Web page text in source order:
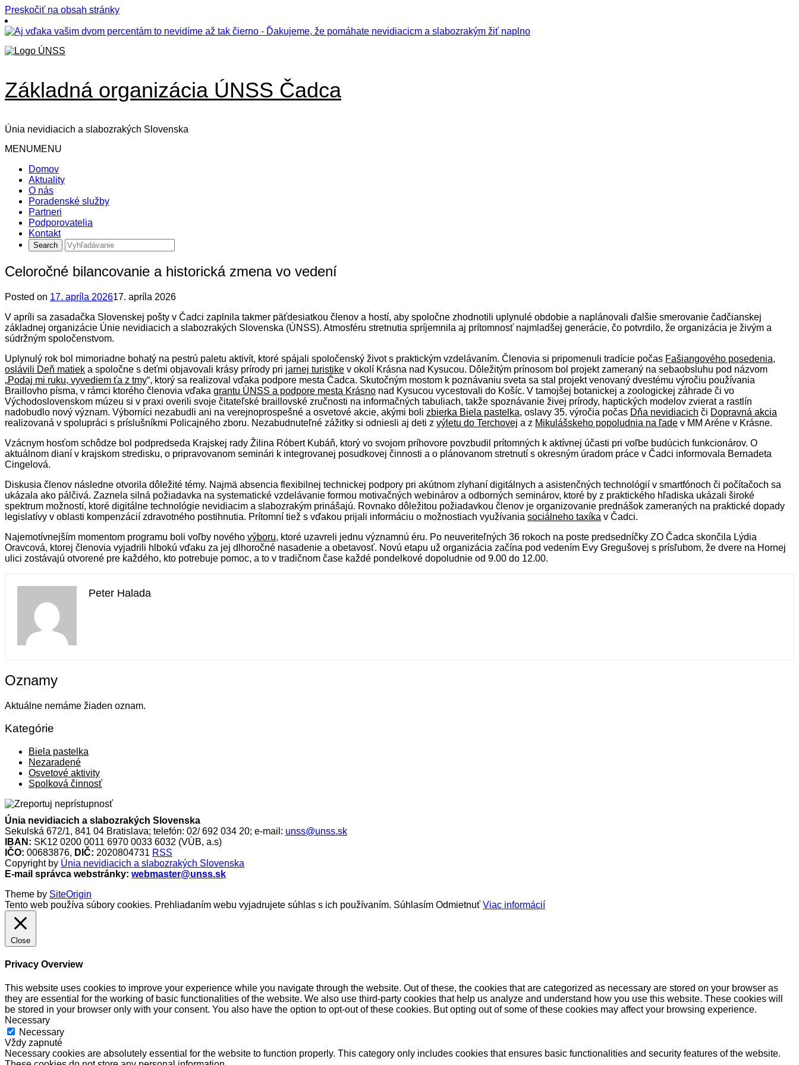
Preskočiť na obsah stránky
Základná organizácia ÚNSS Čadca
Únia nevidiacich a slabozrakých Slovenska
MENUMENU
Domov
Aktuality
O nás
Poradenské služby
Partneri
Podporovatelia
Kontakt
Celoročné bilancovanie a historická zmena vo vedení
Posted on 17. apríla 202617. apríla 2026
V apríli sa zasadačka Slovenskej pošty v Čadci zaplnila takmer päťdesiatkou členov a hostí, aby spoločne zhodnotili uplynulé obdobie a naplánovali ďalšie smerovanie čadčianskej
základnej organizácie Únie nevidiacich a slabozrakých Slovenska (ÚNSS). Atmosféru stretnutia spríjemnila aj prítomnosť najmladšej generácie, čo potvrdilo, že organizácia je živým a
súdržným spoločenstvom.
Uplynulý rok bol mimoriadne bohatý na pestrú paletu aktivít, ktoré spájali spoločenský život s praktickým vzdelávaním. Členovia si pripomenuli tradície počas Fašiangového posedenia,
oslávili Deň matiek a spoločne s deťmi objavovali krásy prírody pri jarnej turistike v okolí Krásna nad Kysucou. Dôležitým prínosom bol projekt zameraný na sebaobsluhu pod názvom
„Podaj mi ruku, vyvediem ťa z tmy“, ktorý sa realizoval vďaka podpore mesta Čadca. Skutočným mostom k poznávaniu sveta sa stal projekt venovaný dvestému výročiu používania
Braillovho písma, v rámci ktorého členovia vďaka grantu ÚNSS a podpore mesta Krásno nad Kysucou vycestovali do Košíc. V tamojšej botanickej a zoologickej záhrade či vo
Východoslovenskom múzeu si v praxi overili svoje čitateľské braillovské zručnosti na informačných tabuliach, takže spoznávanie živej prírody, haptických modelov zvierat a rastlín
nadobudlo nový význam. Výborníci nezabudli ani na verejnoprospešné a osvetové akcie, akými boli zbierka Biela pastelka, oslavy 35. výročia počas Dňa nevidiacich či Dopravná akcia
realizovaná v spolupráci s príslušníkmi Policajného zboru. Nezabudnuteľné zážitky si odniesli aj deti z výletu do Terchovej a z Mikulášskeho popoludnia na ľade v MM Aréne v Krásne.
Vzácnym hosťom schôdze bol podpredseda Krajskej rady Žilina Róbert Kubáň, ktorý vo svojom príhovore povzbudil prítomných k aktívnej účasti pri voľbe budúcich funkcionárov. O
aktuálnom dianí v krajskom stredisku, o pripravovanom seminári k integrovanej posudkovej činnosti a o plánovanom stretnutí s okresným úradom práce v Čadci informovala Bernadeta
Cingelová.
Diskusia členov následne otvorila dôležité témy. Najmä absencia flexibilnej technickej podpory pri akútnom zlyhaní digitálnych a asistenčných technológií v smartfónoch či počítačoch sa
ukázala ako pálčivá. Zaznela silná požiadavka na systematické vzdelávanie formou motivačných webinárov a odborných seminárov, ktoré by z praktického hľadiska ukázali široké
spektrum možností, ktoré digitálne technológie nevidiacim a slabozrakým prinášajú. Rovnako dôležitou požiadavkou členov je organizovanie prednášok zameraných na praktické dopady
legislatívy v oblasti kompenzácií zdravotného postihnutia. Prítomní tiež s vďakou prijali informáciu o možnostiach využívania sociálneho taxíka v Čadci.
Najemotívnejším momentom programu boli voľby nového výboru, ktoré uzavreli jednu významnú éru. Po neuveriteľných 36 rokoch na poste predsedníčky ZO Čadca skončila Lýdia
Oravcová, ktorej členovia vyjadrili hlbokú vďaku za jej dlhoročné nasadenie a obetavosť. Novú etapu už organizácia začína pod vedením Evy Gregušovej s prísľubom, že dvere na Hornej
ulici zostávajú otvorené pre každého, kto potrebuje pomoc, a to v tradičnom čase každé pondelkové dopoludnie od 9.00 do 12.00.
Peter Halada
Oznamy
Aktuálne nemáme žiaden oznam.
Kategórie
Biela pastelka
Nezaradené
Osvetové aktivity
Spolková činnosť
Únia nevidiacich a slabozrakých Slovenska
Sekulská 672/1, 841 04 Bratislava; telefón: 02/ 692 034 20; e-mail: unss@unss.sk
IBAN: SK12 0200 0011 6970 0033 6032 (VÚB, a.s)
IČO: 00683876, DIČ: 2020804731 RSS
Copyright by Únia nevidiacich a slabozrakých Slovenska
E-mail správca webstránky: webmaster@unss.sk
Theme by SiteOrigin
Tento web používa súbory cookies. Prehliadaním webu vyjadrujete súhlas s ich používaním. Súhlasím Odmietnuť Viac informácií
Close
Privacy Overview
This website uses cookies to improve your experience while you navigate through the website. Out of these, the cookies that are categorized as necessary are stored on your browser as
they are essential for the working of basic functionalities of the website. We also use third-party cookies that help us analyze and understand how you use this website. These cookies will
be stored in your browser only with your consent. You also have the option to opt-out of these cookies. But opting out of some of these cookies may affect your browsing experience.
Necessary
Necessary
Vždy zapnuté
Necessary cookies are absolutely essential for the website to function properly. This category only includes cookies that ensures basic functionalities and security features of the website.